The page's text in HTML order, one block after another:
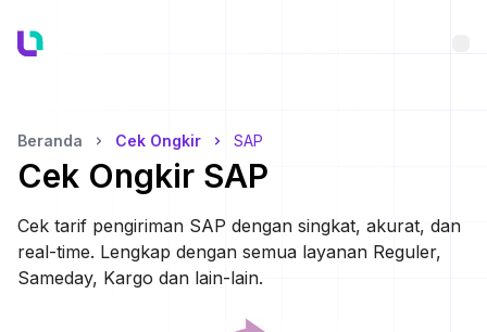
Beranda Cek Ongkir SAP
Cek Ongkir SAP
Cek tarif pengiriman SAP dengan singkat, akurat, dan
real-time. Lengkap dengan semua layanan Reguler,
Sameday, Kargo dan lain-lain.